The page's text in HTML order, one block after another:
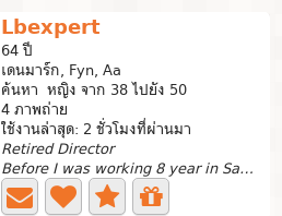
Lbexpert
64 ปี
เดนมาร์ก, Fyn, Aa
ค้นหา หญิง จาก 38 ไปยัง 50
4 ภาพถ่าย
ใช้งานล่าสุด: 2 ชั่วโมงที่ผ่านมา
Retired Director
Before I was working 8 year in Samut Prakan and after I...